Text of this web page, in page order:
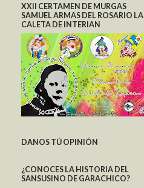
XXII CERTAMEN DE MURGAS
SAMUEL ARMAS DEL ROSARIO LA
CALETA DE INTERIAN
DANOS TÚ OPINIÓN
¿CONOCES LA HISTORIA DEL
SANSUSINO DE GARACHICO?